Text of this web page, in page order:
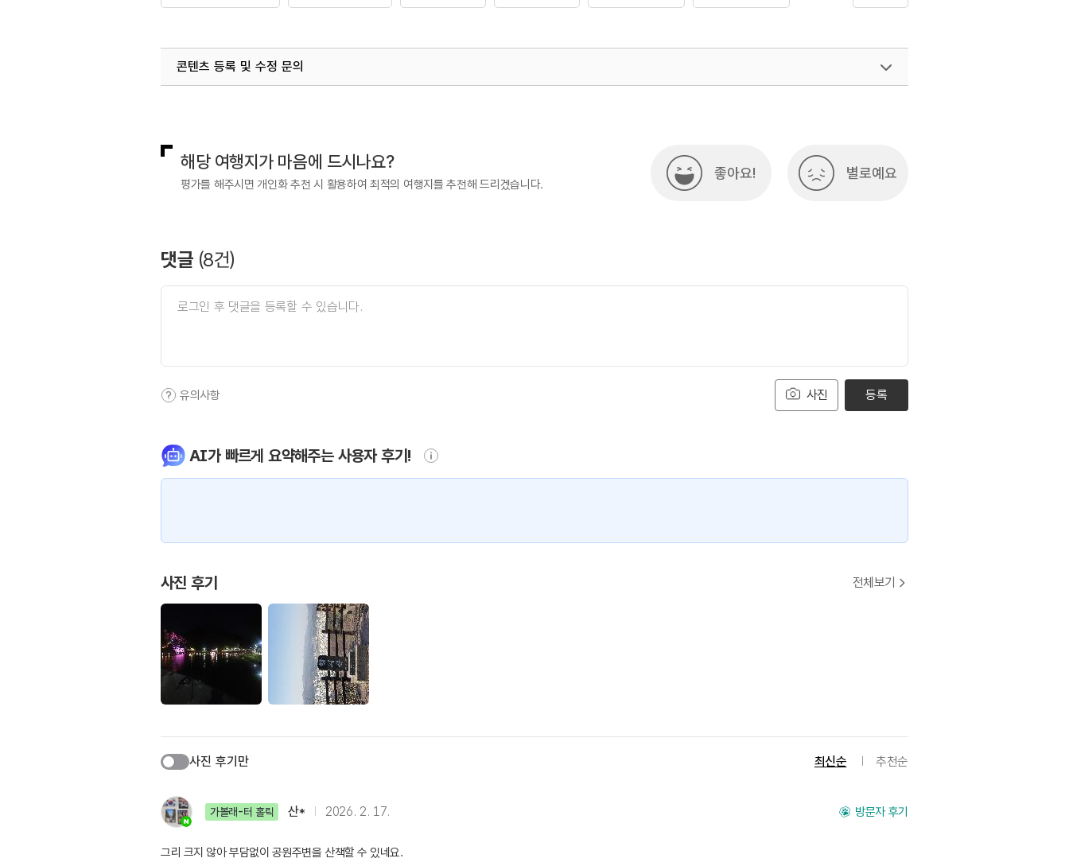
콘텐츠 등록 및 수정 문의
해당 여행지가 마음에 드시나요?
평가를 해주시면 개인화 추천 시 활용하여 최적의 여행지를 추천해 드리겠습니다.
좋아요! 별로예요
댓글 (8건)
사진
유의사항 등록
AI가 빠르게 요약해주는 사용자 후기!
사진 후기 전체보기
사진 후기만 최신순 추천순
가볼래-터 홀릭 산* 2026. 2. 17. 방문자 후기
그리 크지 않아 부담없이 공원주변을 산책할 수 있네요.